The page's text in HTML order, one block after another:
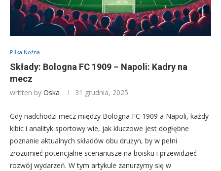
Piłka Nożna
Składy: Bologna FC 1909 – Napoli: Kadry na
mecz
written by Oska 31 grudnia, 2025
Gdy nadchodzi mecz między Bologna FC 1909 a Napoli, każdy
kibic i analityk sportowy wie, jak kluczowe jest dogłębne
poznanie aktualnych składów obu drużyn, by w pełni
zrozumieć potencjalne scenariusze na boisku i przewidzieć
rozwój wydarzeń. W tym artykule zanurzymy się w